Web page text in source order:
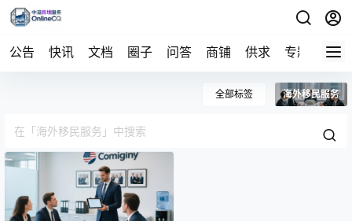
公告 快讯 文档 圈子 问答 商铺 供求 专题 导航
全部标签 海外移民服务